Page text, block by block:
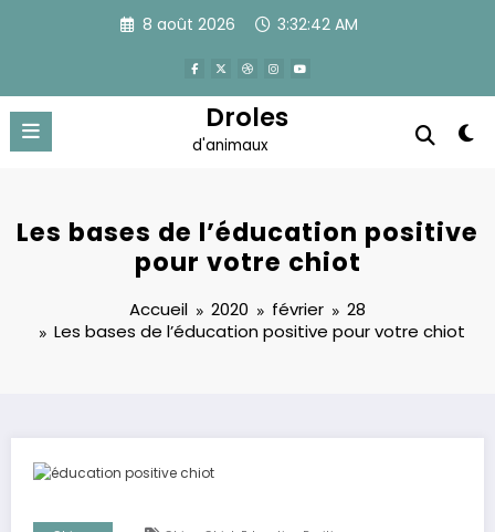
8 août 2026 3:32:43 AM
Droles
d'animaux
Les bases de l’éducation positive
pour votre chiot
Accueil 2020 février
28
Les bases de l’éducation positive pour votre chiot